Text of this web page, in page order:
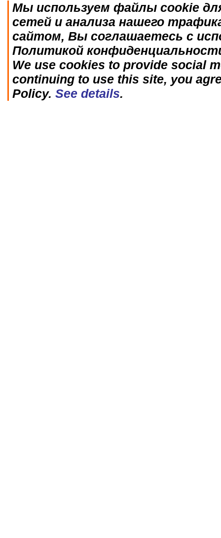
Мы используем файлы cookie
сетей и анализа нашего
сайтом, Вы соглашаетесь с
Политикой
We use cookies to provide social
continuing to use this site, you
Policy. See details.